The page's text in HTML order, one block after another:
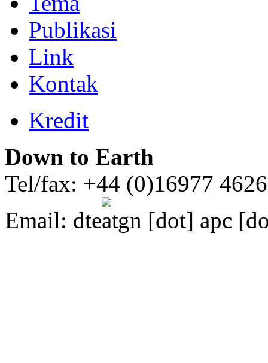
Publikasi
Link
Kontak
Kredit
Down to Earth
Tel/fax: +44 (0)16977
Email: dte gn [dot] apc